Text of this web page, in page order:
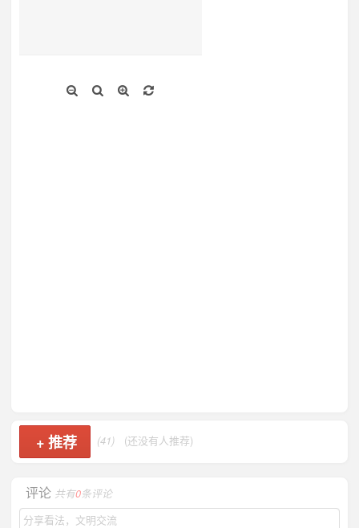
+推荐 (41) (还没有人推荐)
评论 共有0条评论